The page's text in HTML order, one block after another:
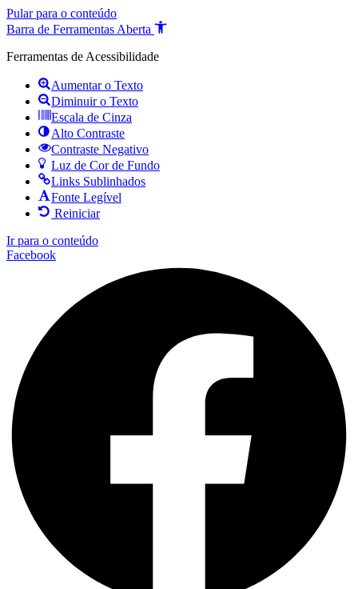
Pular para o conteúdo
Barra de Ferramentas Aberta
Ferramentas de Acessibilidade
Aumentar o Texto
Diminuir o Texto
Escala de Cinza
Alto Contraste
Contraste Negativo
Luz de Cor de Fundo
Links Sublinhados
Fonte Legível
Reiniciar
Ir para o conteúdo
Facebook